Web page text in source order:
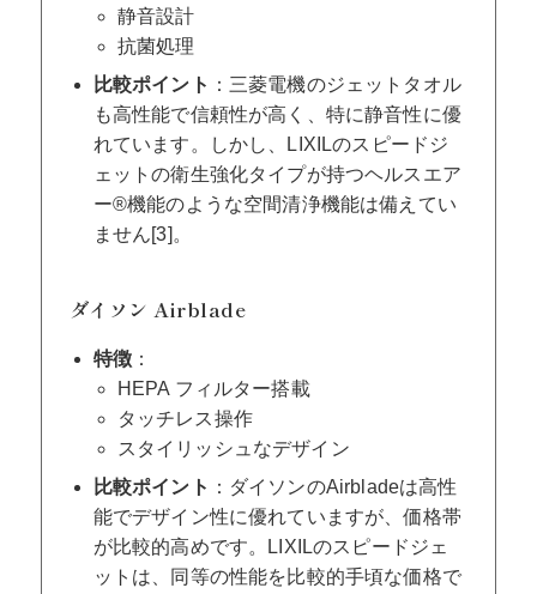
静音設計
抗菌処理
比較ポイント ：三菱電機のジェットタオル
も高性能で信頼性が高く、特に静音性に優
れています。しかし、LIXILのスピードジ
ェットの衛生強化タイプが持つヘルスエア
ー®機能のような空間清浄機能は備えてい
ません[3]。
ダイソン Airblade
特徴 ：
HEPA フィルター搭載
タッチレス操作
スタイリッシュなデザイン
比較ポイント ：ダイソンのAirbladeは高性
能でデザイン性に優れていますが、価格帯
が比較的高めです。LIXILのスピードジェ
ットは、同等の性能を比較的手頃な価格で